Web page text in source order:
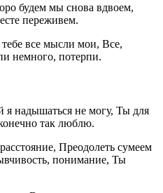
будем мы снова вдвоем,
переживем.
все мысли мои, Все,
немного, потерпи.
я надышаться не могу, Ты для
так люблю.
Преодолеть сумеем
понимание, Ты